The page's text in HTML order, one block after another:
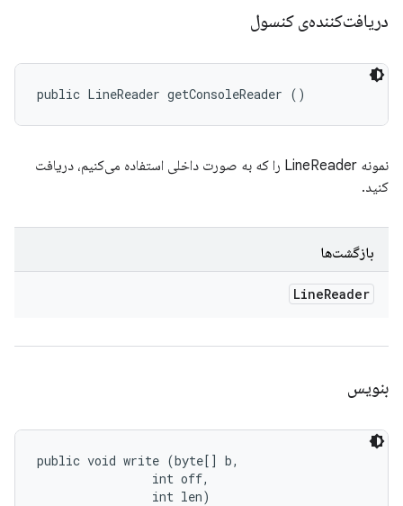
دریافت‌کننده‌ی کنسول
public LineReader getConsoleReader ()
نمونه LineReader را که به صورت داخلی استفاده می‌کنیم، دریافت
کنید.
بازگشت‌ها
LineReader
بنویس
public void write (byte[] b,
                int off,
                int len)